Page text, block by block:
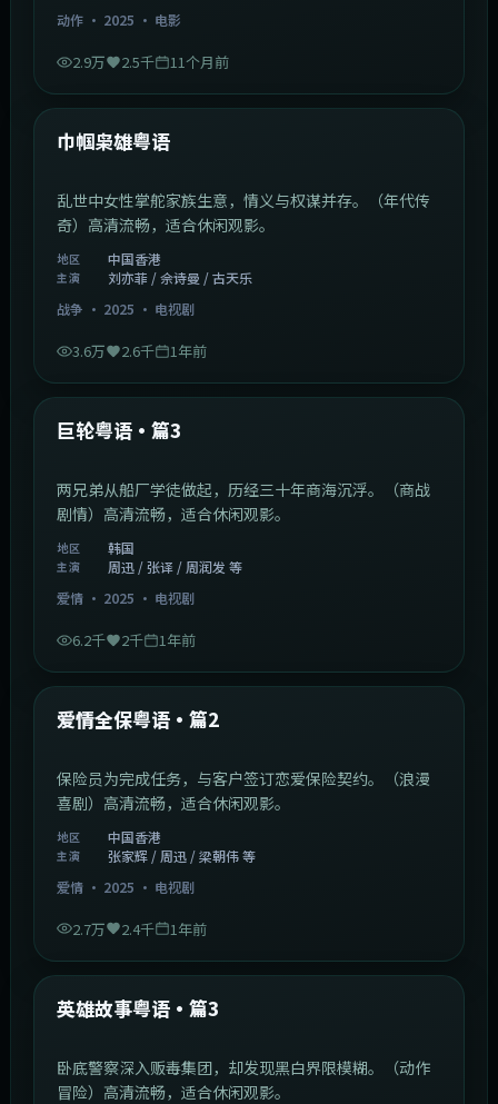
动作· 2025 · 电影
2.9万 2.5千 11个月前
最新
巾帼枭雄粤语
乱世中女性掌舵家族生意，情义与权谋并存。（年代传
奇）高清流畅，适合休闲观影。
地区 中国香港
主演
刘亦菲 / 佘诗曼 / 古天乐
战争 · 2025 · 电视剧
3.6万 2.6千 1年前
最新
巨轮粤语·篇3
两兄弟从船厂学徒做起，历经三十年商海沉浮。（商战
剧情）高清流畅，适合休闲观影。
地区 韩国
主演
周迅 / 张译 / 周润发 等
爱情· 2025 · 电视剧
6.2千 2千 1年前
最新
爱情全保粤语·篇2
保险员为完成任务，与客户签订恋爱保险契约。（浪漫
喜剧）高清流畅，适合休闲观影。
地区 中国香港
主演
张家辉 / 周迅 / 梁朝伟 等
爱情· 2025 · 电视剧
2.7万 2.4千 1年前
最新
英雄故事粤语·篇3
卧底警察深入贩毒集团，却发现黑白界限模糊。（动作
冒险）高清流畅，适合休闲观影。